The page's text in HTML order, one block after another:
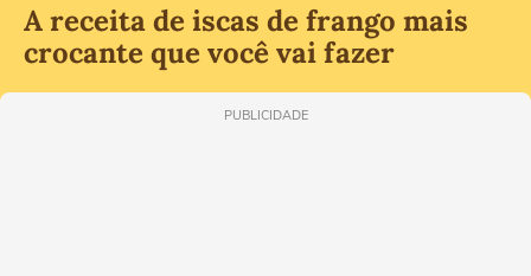
A receita de iscas de frango mais
crocante que você vai fazer
PUBLICIDADE